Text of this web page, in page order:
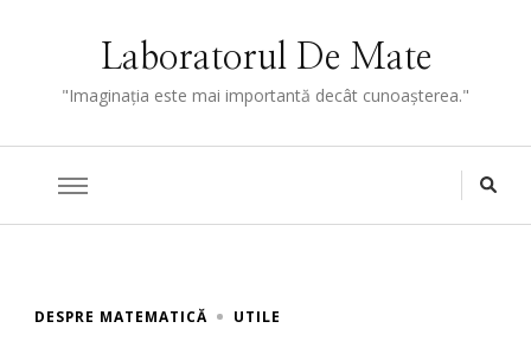
Laboratorul De Mate
"Imaginaţia este mai importantă decât cunoaşterea."
DESPRE MATEMATICĂ UTILE